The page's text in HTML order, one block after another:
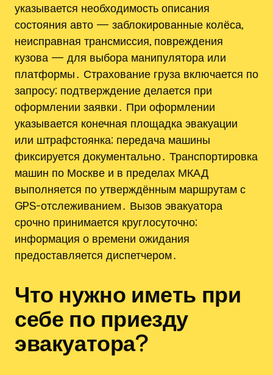
указывается необходимость описания
состояния авто — заблокированные колёса,
неисправная трансмиссия, повреждения
кузова — для выбора манипулятора или
платформы․ Страхование груза включается по
запросу; подтверждение делается при
оформлении заявки․ При оформлении
указывается конечная площадка эвакуации
или штрафстоянка; передача машины
фиксируется документально․ Транспортировка
машин по Москве и в пределах МКАД
выполняется по утверждённым маршрутам с
GPS-отслеживанием․ Вызов эвакуатора
срочно принимается круглосуточно;
информация о времени ожидания
предоставляется диспетчером․
Что нужно иметь при
себе по приезду
эвакуатора?